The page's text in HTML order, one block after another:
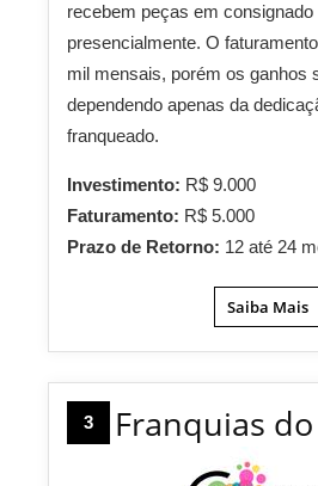
recebem peças em consignado
presencialmente. O
mil mensais, porém os ganhos
dependendo apenas da
franqueado.
Investimento: R$ 9.000
Faturamento: R$ 5.000
Prazo de Retorno: 12 até 24
Saiba Mais
3 Franquias